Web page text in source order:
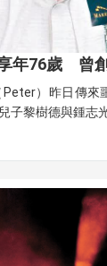
年76歲 曾
）昨日傳來
子黎樹德與鍾志